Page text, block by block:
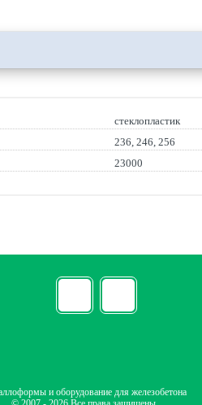
стеклопластик
236, 246, 256
23000
и оборудование для железобетона